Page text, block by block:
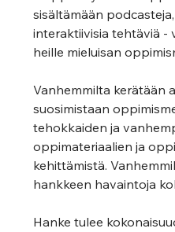
sisältämään
interaktiivisia tehtäviä -
heille mieluisan
Vanhemmilta kerätään
suosimistaan
tehokkaiden ja
oppimateriaalien ja
kehittämistä.
hankkeen havaintoja
Hanke tulee